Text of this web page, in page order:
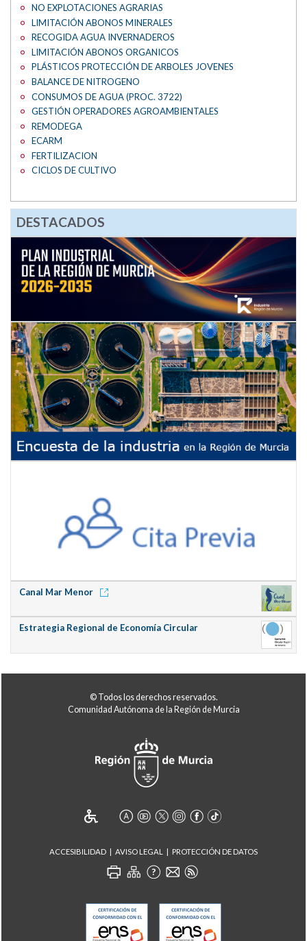
NO EXPLOTACIONES AGRARIAS
LIMITACIÓN ABONOS MINERALES
RECOGIDA AGUA INVERNADEROS
LIMITACIÓN ABONOS ORGANICOS
PLÁSTICOS PROTECCIÓN DE ARBOLES JOVENES
BALANCE DE NITROGENO
CONSUMOS DE AGUA (PROC. 3722)
GESTIÓN OPERADORES AGROAMBIENTALES
REMODEGA
ECARM
FERTILIZACION
CICLOS DE CULTIVO
DESTACADOS
Canal Mar Menor
Estrategia Regional de Economía Circular
© Todos los derechos reservados.
Comunidad Autónoma de la Región de Murcia
ACCESIBILIDAD AVISO LEGAL PROTECCIÓN DE DATOS